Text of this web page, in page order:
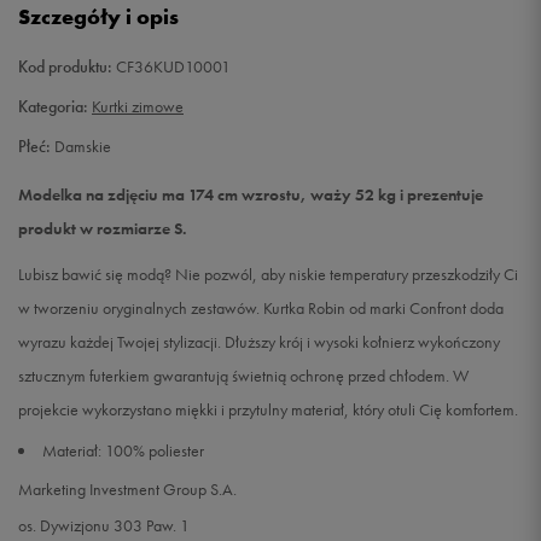
Szczegóły i opis
Kod produktu: CF36KUD10001
Kategoria: Kurtki zimowe
Płeć: Damskie
Modelka na zdjęciu ma 174 cm wzrostu, waży 52 kg i prezentuje
produkt w rozmiarze S.
Lubisz bawić się modą? Nie pozwól, aby niskie temperatury przeszkodziły Ci
w tworzeniu oryginalnych zestawów. Kurtka Robin od marki Confront doda
wyrazu każdej Twojej stylizacji. Dłuższy krój i wysoki kołnierz wykończony
sztucznym futerkiem gwarantują świetnią ochronę przed chłodem. W
projekcie wykorzystano miękki i przytulny materiał, który otuli Cię komfortem.
Materiał: 100% poliester
Marketing Investment Group S.A.
os. Dywizjonu 303 Paw. 1